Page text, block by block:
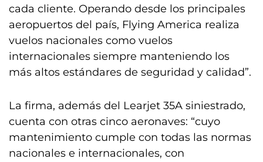
cada cliente. Operando desde los principales
aeropuertos del país, Flying America realiza
vuelos nacionales como vuelos
internacionales siempre manteniendo los
más altos estándares de seguridad y calidad”.
La firma, además del Learjet 35A siniestrado,
cuenta con otras cinco aeronaves: “cuyo
mantenimiento cumple con todas las normas
nacionales e internacionales, con